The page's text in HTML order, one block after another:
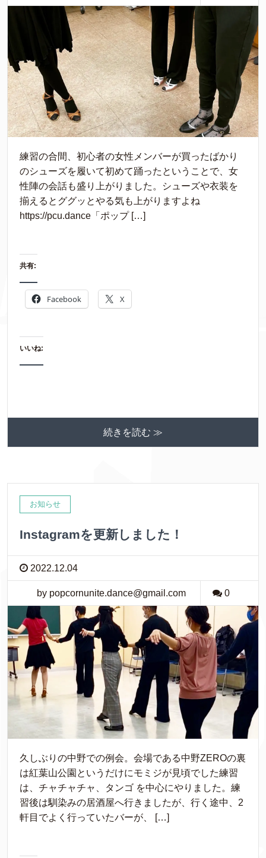
練習の合間、初心者の女性メンバーが買ったばかり
のシューズを履いて初めて踊ったということで、女
性陣の会話も盛り上がりました。シューズや衣装を
揃えるとググッとやる気も上がりますよね️
https://pcu.dance「ポップ […]
共有:
Facebook X
いいね:
続きを読む ≫
お知らせ
Instagramを更新しました！
2022.12.04
by popcornunite.dance@gmail.com 0
久しぶりの中野での例会。会場である中野ZEROの裏
は紅葉山公園というだけにモミジが見頃でした練習
は、チャチャチャ、タンゴ を中心にやりました。練
習後は馴染みの居酒屋へ行きましたが、行く途中、2
軒目でよく行っていたバーが、 […]